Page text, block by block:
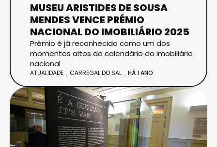
MUSEU ARISTIDES DE SOUSA
MENDES VENCE PRÉMIO
NACIONAL DO IMOBILIÁRIO 2025
Prémio é já reconhecido como um dos
momentos altos do calendário do imobiliário
nacional
ATUALIDADE CARREGAL DO SAL HÁ 1 ANO